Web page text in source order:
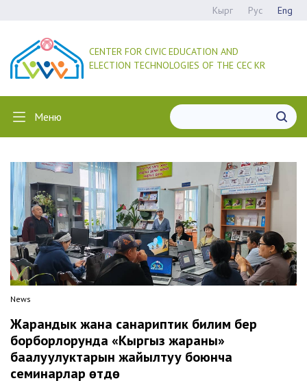
Кырг Рус Eng
CENTER FOR CIVIC EDUCATION AND
ELECTION TECHNOLOGIES OF THE CEC KR
Меню
News
Жарандык жана санариптик билим берүү
борборлорунда «Кыргыз жараны»
баалуулуктарын жайылтуу боюнча
семинарлар өтүүдө